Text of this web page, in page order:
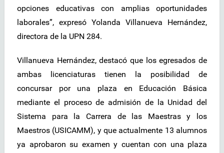
opciones educativas con amplias oportunidades
laborales”, expresó Yolanda Villanueva Hernández,
directora de la UPN 284.
Villanueva Hernández, destacó que los egresados de
ambas licenciaturas tienen la posibilidad de
concursar por una plaza en Educación Básica
mediante el proceso de admisión de la Unidad del
Sistema para la Carrera de las Maestras y los
Maestros (USICAMM), y que actualmente 13 alumnos
ya aprobaron su examen y cuentan con una plaza